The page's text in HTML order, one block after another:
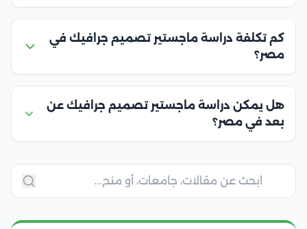
كم تكلفة دراسة ماجستير تصميم جرافيك في
مصر؟
هل يمكن دراسة ماجستير تصميم جرافيك عن
بعد في مصر؟